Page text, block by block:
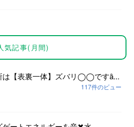
気記事(月間)
は【表裏一体】ズバリ◯◯ですȃ...
117件のビュー